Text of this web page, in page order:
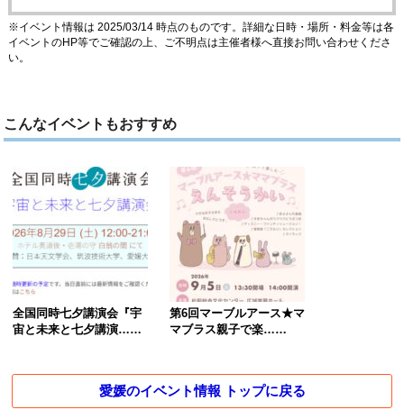
※イベント情報は 2025/03/14 時点のものです。詳細な日時・場所・料金等は各
イベントのHP等でご確認の上、ご不明点は主催者様へ直接お問い合わせくださ
い。
こんなイベントもおすすめ
全国同時七夕講演会『宇
宙と未来と七夕講演……
第6回マーブルアース★マ
マブラス親子で楽……
愛媛のイベント情報 トップに戻る